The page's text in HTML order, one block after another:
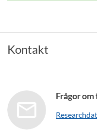
Kontakt
Frågor